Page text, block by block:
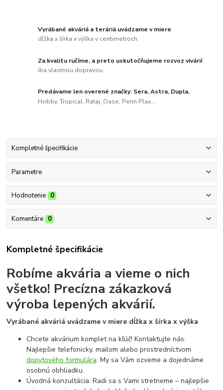
Vyrábané akváriá a teráriá uvádzame v miere
dĺžka x šírka x výška v centimetroch.
Za kvalitu ručíme, a preto uskutočňujeme rozvoz vivárií
iba vlastnou dopravou.
Predávame len overené značky: Sera, Astra, Dupla,
Hobby, Tropical, Rataj, Oase, Penn Plax...
Kompletné špecifikácie
Parametre
Hodnotenie 0
Komentáre 0
Kompletné špecifikácie
Robíme akvária a vieme o nich
všetko! Precízna zákazková
výroba lepených akvárií.
Vyrábané akváriá uvádzame v miere dĺžka x šírka x výška
Chcete akvárium komplet na kľúč! Kontaktujte nás:
Najlepšie telefonicky, mailom alebo prostredníctvom
dopytového formulára. My sa Vám ozveme a dojednáme
osobnú obhliadku.
Úvodná konzultácia: Radi sa s Vami stretneme – najlepšie